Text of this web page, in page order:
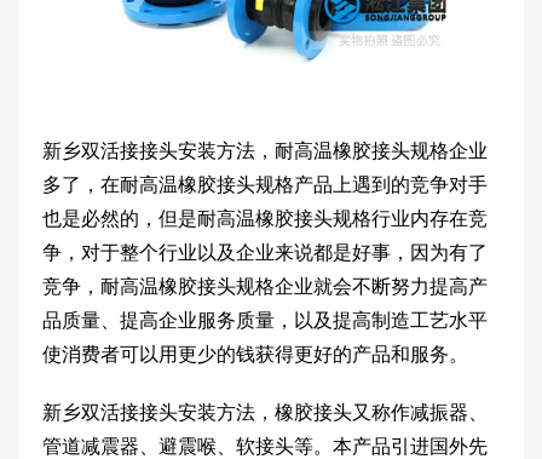
新乡双活接接头安装方法，耐高温橡胶接头规格企业
多了，在耐高温橡胶接头规格产品上遇到的竞争对手
也是必然的，但是耐高温橡胶接头规格行业内存在竞
争，对于整个行业以及企业来说都是好事，因为有了
竞争，耐高温橡胶接头规格企业就会不断努力提高产
品质量、提高企业服务质量，以及提高制造工艺水平
使消费者可以用更少的钱获得更好的产品和服务。
新乡双活接接头安装方法，橡胶接头又称作减振器、
管道减震器、避震喉、软接头等。本产品引进国外先